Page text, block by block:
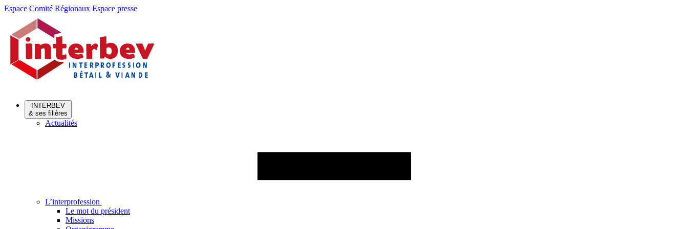
Aller
Aller
contenu
Espace Comité Régionaux Espace presse
INTERBEV
& ses filières
Actualités
L’interprofession
Le mot du président
Missions